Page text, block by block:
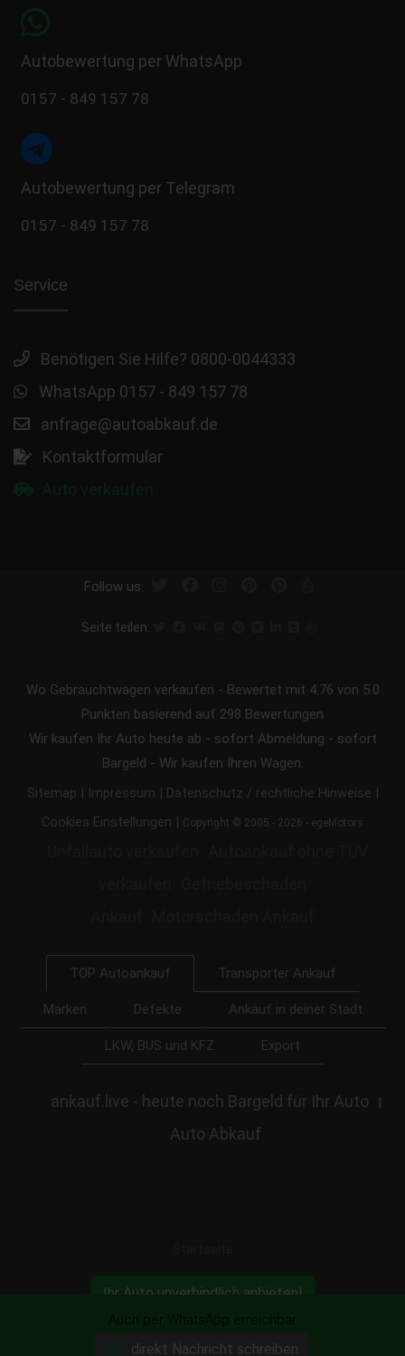
Autobewertung per WhatsApp
0157 - 849 157 78
Autobewertung per Telegram
0157 - 849 157 78
Service
Benötigen Sie Hilfe? 0800-0044333
WhatsApp 0157 - 849 157 78
anfrage@autoabkauf.de
Kontaktformular
Follow us:
Seite teilen:
Wo Gebrauchtwagen verkaufen - Bewertet mit 4.76 von 5.0
Punkten basierend auf 298 Bewertungen
Wir kaufen Ihr Auto heute ab - sofort Abmeldung - sofort
Bargeld - Wir kaufen Ihren Wagen.
Sitemap | Impressum | Datenschutz / rechtliche Hinweise |
Cookies Einstellungen | Copyright © 2005 - 2026 - egeMotors
TOP Autoankauf Transporter Ankauf
Marken Defekte Ankauf in deiner Stadt
LKW, BUS und KFZ Export
ankauf.live - heute noch Bargeld für Ihr Auto |
Auto Abkauf
Ihr Auto unverbindlich anbieten!
Auch per WhatsApp erreichbar
direkt Nachricht schreiben